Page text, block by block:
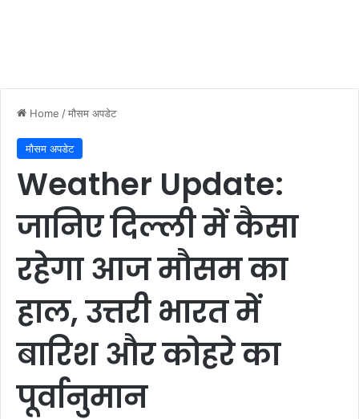
Home /मौसम अपडेट
मौसम अपडेट
Weather Update:
जानिए दिल्ली में कैसा
रहेगा आज मौसम का
हाल, उत्तरी भारत में
बारिश और कोहरे का
पूर्वानुमान